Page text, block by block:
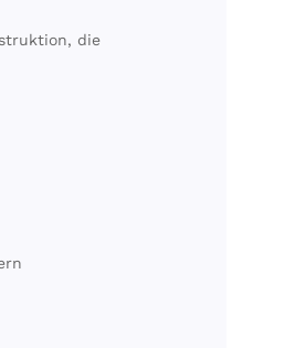
die